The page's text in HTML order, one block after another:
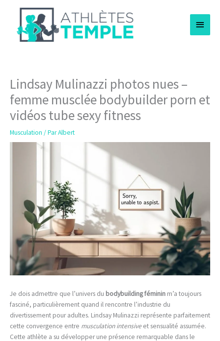
contenu
Menu
Lindsay Mulinazzi photos nues –
femme musclée bodybuilder porn et
vidéos tube sexy fitness
Musculation / ParAlbert
Je dois admettre que l’univers du bodybuilding féminin m’a toujours
fasciné, particulièrement quand il rencontre l’industrie du
divertissement pour adultes. Lindsay Mulinazzi représente parfaitement
cette convergence entre musculation intensiveet sensualité assumée.
Cette athlète a su développer une présence remarquable dans le